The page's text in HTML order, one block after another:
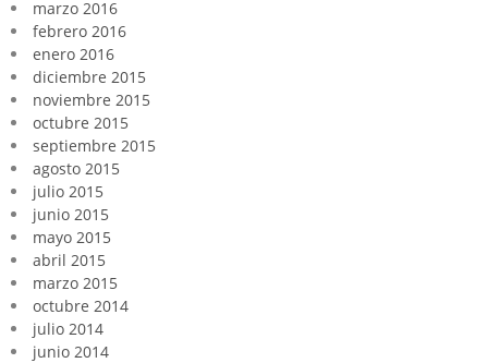
marzo 2016
febrero 2016
enero 2016
diciembre 2015
noviembre 2015
octubre 2015
septiembre 2015
agosto 2015
julio 2015
junio 2015
mayo 2015
abril 2015
marzo 2015
octubre 2014
julio 2014
junio 2014